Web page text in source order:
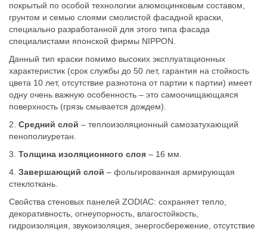
покрытый по особой технологии алюмоцинковым составом,
грунтом и семью слоями смолистой фасадной краски,
специально разработанной для этого типа фасада
специалистами японской фирмы NIPPON.
Данный тип краски помимо высоких эксплуатационных
характеристик (срок службы до 50 лет, гарантия на стойкость
цвета 10 лет, отсутствие разнотона от партии к партии) имеет
одну очень важную особенность – это самоочищающаяся
поверхность (грязь смывается дождем).
2. Средний слой – теплоизоляционный самозатухающий
пенополиуретан.
3. Толщина изоляционного слоя – 16 мм.
4. Завершающий слой – фольгированная армирующая
стеклоткань.
Свойства стеновых панелей ZODIAC: сохраняет тепло,
декоративность, огнеупорность, влагостойкость,
гидроизоляция, звукоизоляция, энергосбережение, отсутствие